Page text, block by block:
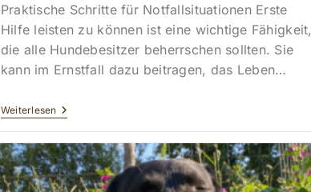
Praktische Schritte für Notfallsituationen Erste
Hilfe leisten zu können ist eine wichtige Fähigkeit,
die alle Hundebesitzer beherrschen sollten. Sie
kann im Ernstfall dazu beitragen, das Leben…
WeiterlesenErste-
Hilfe
Hunden